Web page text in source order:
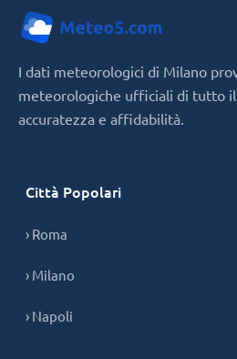
I dati meteorologici di Milano
meteorologiche ufficiali di tutto
accuratezza e affidabilità.
Città Popolari
› Roma
› Milano
› Napoli